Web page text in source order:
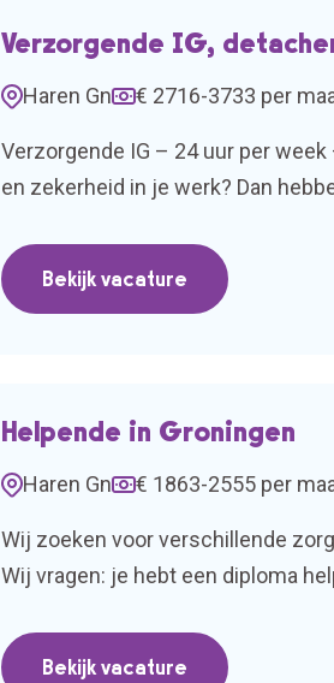
Verzorgende IG,
Haren Gn € 2716-3733 per
Verzorgende IG – 24 uur per
en zekerheid in je werk? Dan
Bekijk vacature
Helpende in Groningen
Haren Gn € 1863-2555 per
Wij zoeken voor verschillende
Wij vragen: je hebt een diploma
Bekijk vacature